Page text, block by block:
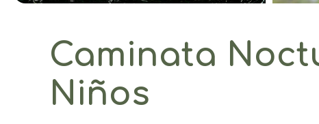
Caminata
Niños